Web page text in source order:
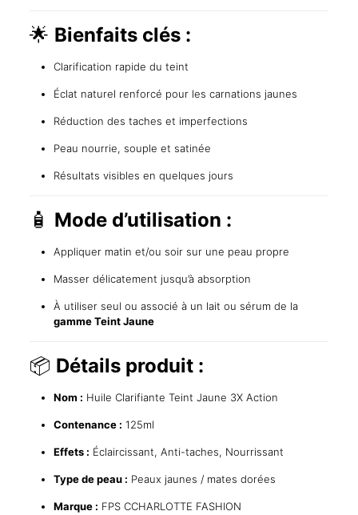
🌟 Bienfaits clés :
Clarification rapide du teint
Éclat naturel renforcé pour les carnations jaunes
Réduction des taches et imperfections
Peau nourrie, souple et satinée
Résultats visibles en quelques jours
🧴 Mode d’utilisation :
Appliquer matin et/ou soir sur une peau propre
Masser délicatement jusqu’à absorption
À utiliser seul ou associé à un lait ou sérum de la
gamme Teint Jaune
📦 Détails produit :
Nom : Huile Clarifiante Teint Jaune 3X Action
Contenance : 125ml
Effets : Éclaircissant, Anti-taches, Nourrissant
Type de peau : Peaux jaunes / mates dorées
Marque : FPS CCHARLOTTE FASHION